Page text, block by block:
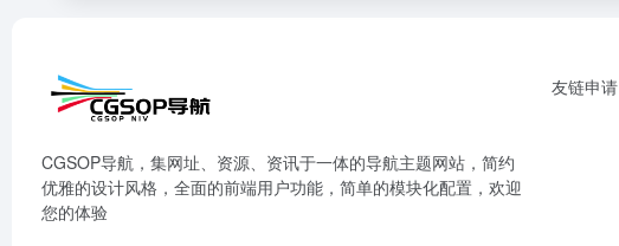
CGSOP导航，集网址、资源、资讯于一体的导航主题网站，简约
优雅的设计风格，全面的前端用户功能，简单的模块化配置，欢迎
您的体验
友链申请